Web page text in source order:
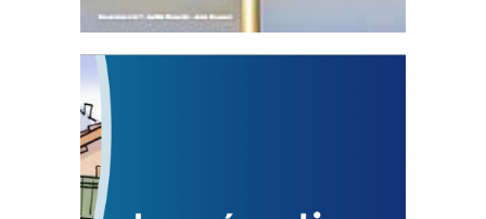
Statut de l’élu local
3 avril 2024
Mise à jour avril 2024
FEUILLETER